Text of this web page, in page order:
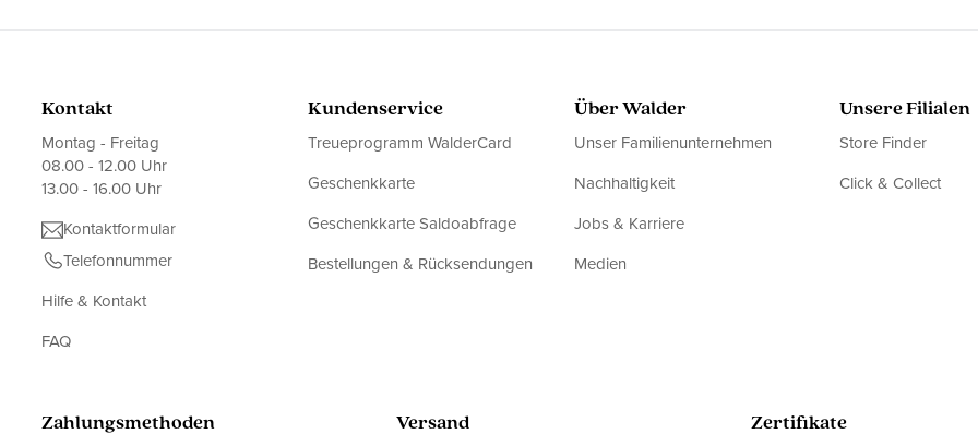
Kontakt
Montag - Freitag
08.00 - 12.00 Uhr
13.00 - 16.00 Uhr
Kontaktformular
Telefonnummer
Hilfe & Kontakt
FAQ
Kundenservice
Treueprogramm WalderCard
Geschenkkarte
Geschenkkarte Saldoabfrage
Bestellungen & Rücksendungen
Über Walder
Unser Familienunternehmen
Nachhaltigkeit
Jobs & Karriere
Medien
Unsere Filialen
Store Finder
Click & Collect
Zahlungsmethoden Versand Zertifikate